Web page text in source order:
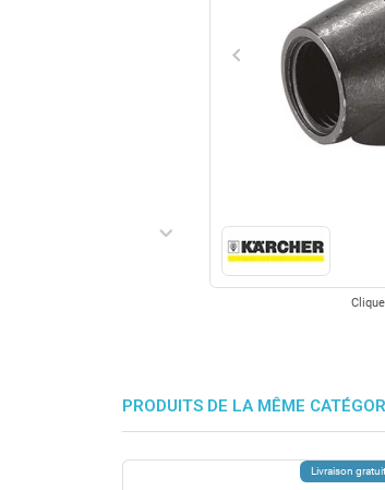
keyboard_arrow_right
Précédent
keyboard_arrow_left
PRODUITS DE LA MÊME
Livraison